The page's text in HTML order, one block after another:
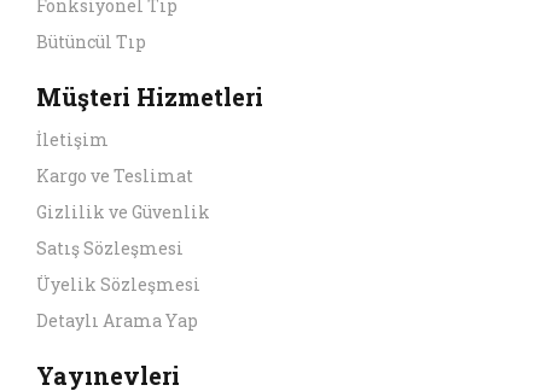
Fonksiyonel Tıp
Bütüncül Tıp
Müşteri Hizmetleri
İletişim
Kargo ve Teslimat
Gizlilik ve Güvenlik
Satış Sözleşmesi
Üyelik Sözleşmesi
Detaylı Arama Yap
Yayınevleri